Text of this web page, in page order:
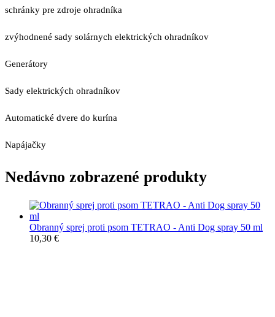
schránky pre zdroje ohradníka
zvýhodnené sady solárnych elektrických ohradníkov
Generátory
Sady elektrických ohradníkov
Automatické dvere do kurína
Napájačky
Nedávno zobrazené produkty
Obranný sprej proti psom TETRAO - Anti Dog spray 50 ml
10,30 €